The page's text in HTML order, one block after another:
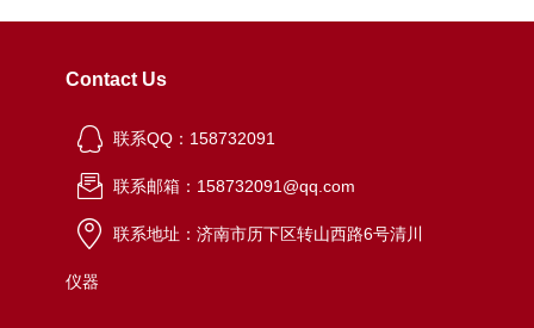
Contact Us
联系QQ：158732091
联系邮箱：158732091@qq.com
联系地址：济南市历下区转山西路6号清川
仪器